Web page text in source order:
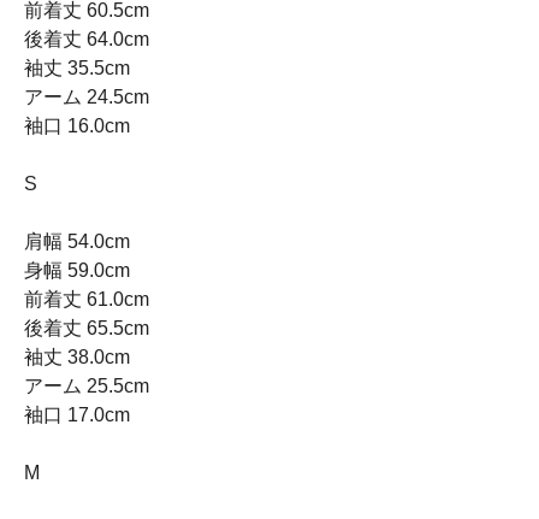
前着丈 60.5cm
後着丈 64.0cm
袖丈 35.5cm
アーム 24.5cm
袖口 16.0cm
S
肩幅 54.0cm
身幅 59.0cm
前着丈 61.0cm
後着丈 65.5cm
袖丈 38.0cm
アーム 25.5cm
袖口 17.0cm
M